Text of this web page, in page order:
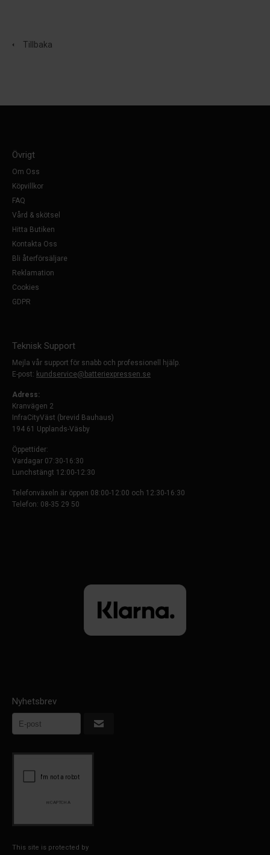
Tillbaka
Övrigt
Om Oss
Köpvillkor
FAQ
Vård & skötsel
Hitta Butiken
Kontakta Oss
Bli återförsäljare
Reklamation
Cookies
GDPR
Teknisk Support
Mejla vår support för snabb och professionell hjälp.
E-post: kundservice@batteriexpressen.se
Adress:
Kranvägen 2
InfraCityVäst (brevid Bauhaus)
194 61 Upplands-Väsby
Öppettider:
Vardagar 07:30-16:30
Lunchstängt 12:00-12:30
Telefonväxeln är öppen 08:00-12:00 och 12:30-16:30
Telefon: 08-35 29 50
Nyhetsbrev
This site is protected by